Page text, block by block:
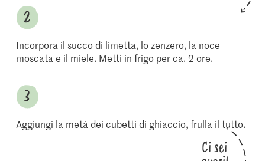
Incorpora il succo di limetta, lo zenzero, la noce
moscata e il miele. Metti in frigo per ca. 2 ore.
Aggiungi la metà dei cubetti di ghiaccio, frulla il tutto.
Ci sei